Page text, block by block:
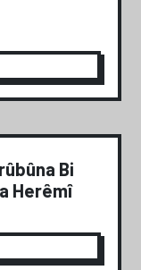
Bi
Herêmî